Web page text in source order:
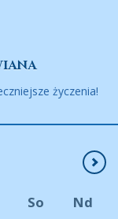
życzenia!
So Nd